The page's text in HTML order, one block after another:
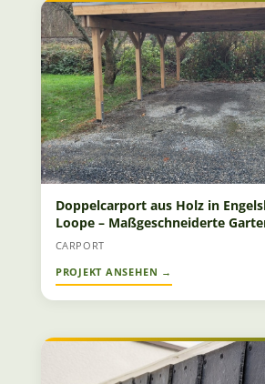
Doppelcarport aus Holz in
Loope – Maßgeschneiderte
CARPORT